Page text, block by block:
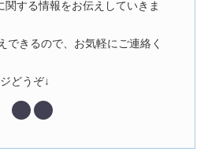
関する情報をお伝えしていきま
できるので、お気軽にご連絡く
どうぞ↓